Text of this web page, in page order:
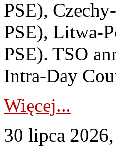
PSE),
PSE), Litwa-
PSE). TSO
Intra-Day
Więcej...
30 lipca